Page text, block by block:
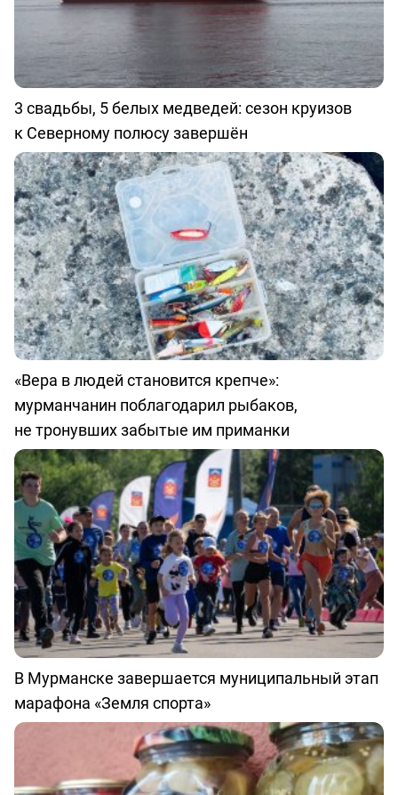
3 свадьбы, 5 белых медведей: сезон круизов
к Северному полюсу завершён
«Вера в людей становится крепче»:
мурманчанин поблагодарил рыбаков,
не тронувших забытые им приманки
В Мурманске завершается муниципальный этап
марафона «Земля спорта»